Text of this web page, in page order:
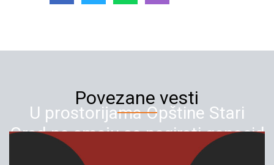
U prostorijama Opštine Stari
Grad ne smeju se negirati genocid
i promovisati ratni zločinci
Povezane vesti